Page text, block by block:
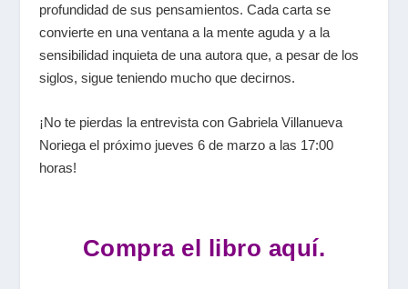
profundidad de sus pensamientos. Cada carta se
convierte en una ventana a la mente aguda y a la
sensibilidad inquieta de una autora que, a pesar de los
siglos, sigue teniendo mucho que decirnos.
¡No te pierdas la entrevista con Gabriela Villanueva
Noriega el próximo jueves 6 de marzo a las 17:00
horas!
Compra el libro aquí.